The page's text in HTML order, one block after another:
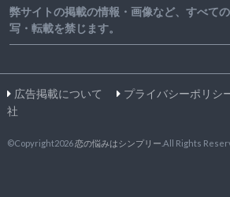
弊サイトの掲載の情報・画像など、すべて
写・転載を禁じます。
広告掲載について プライバシーポリシ
社
©Copyright2026恋の悩みはシンプリー .All Rights